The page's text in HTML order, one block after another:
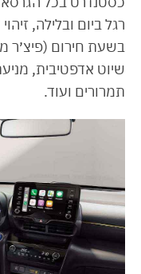
רגל ביום ובלילה,
בשעת חירום (פיצ׳ר
שיוט אדפטיבית,
תמרורים ועוד.